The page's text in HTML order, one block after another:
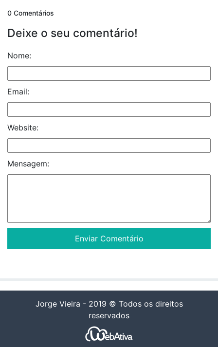
0 Comentários
Deixe o seu comentário!
Nome:
Email:
Website:
Mensagem:
Jorge Vieira - 2019 © Todos os direitos
reservados